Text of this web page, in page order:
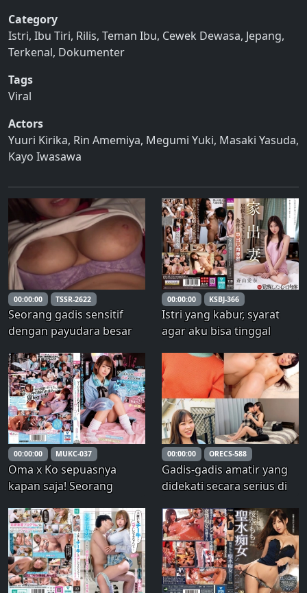
Category
Istri, Ibu Tiri, Rilis, Teman Ibu, Cewek Dewasa, Jepang,
Terkenal, Dokumenter
Tags
Viral
Actors
Yuuri Kirika, Rin Amemiya, Megumi Yuki, Masaki Yasuda,
Kayo Iwasawa
00:00:00 TSSR-2622
Seorang gadis sensitif
dengan payudara besar
digoda, dan sebuah video
seks di tempat gelap.
00:00:00 KSBJ-366
Istri yang kabur, syarat
agar aku bisa tinggal
menjadi tempat kencing
untuk buang air kecil,
Aina Aoyama – Aoyama
Aina
00:00:00 MUKC-037
Oma x Ko sepuasnya
kapan saja! Seorang
Mengalami Gejala Putus
Obat dan Membiarkanmu
Bercinta Sepuasnya
Sambil Bermain Game Rio
Natsukuri – Natsukuri Rio
00:00:00 ORECS-588
Gadis-gadis amatir yang
didekati secara serius di
samaran) dan Kokoro
(nama samaran)